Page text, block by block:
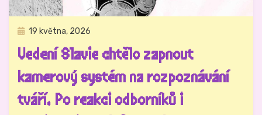
Zveřejněno
19 května, 2026
Vedení Slavie chtělo zapnout
kamerový systém na rozpoznávání
tváří. Po reakci odborníků i